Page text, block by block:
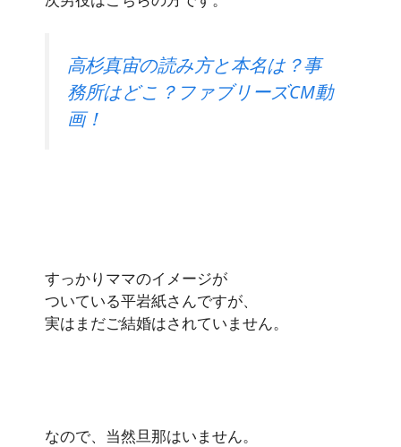
高杉真宙の読み方と本名は？事
務所はどこ？ファブリーズCM動
画！
すっかりママのイメージが
ついている平岩紙さんですが、
実はまだご結婚はされていません。
なので、当然旦那はいません。